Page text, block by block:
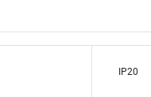
IP20